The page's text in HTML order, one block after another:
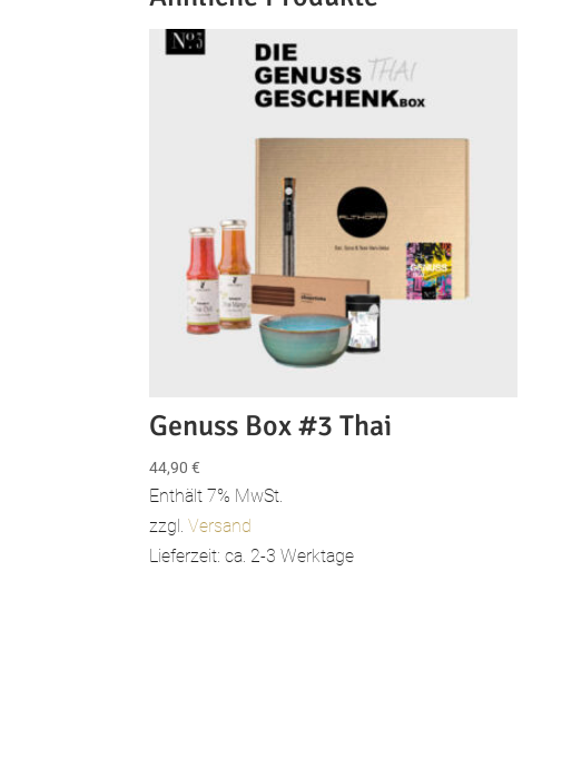
Genuss Box #3 Thai
44,90€
Enthält 7% MwSt.
zzgl.Versand
Lieferzeit: ca. 2-3 Werktage